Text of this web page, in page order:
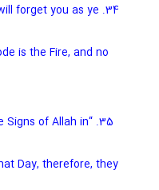
will forget you as ye
is the Fire, and no
Signs of Allah in
Day, therefore, they